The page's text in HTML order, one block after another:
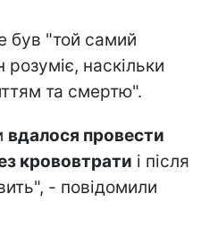
був "той самий
наскільки
та смертю".
вдалося провести
крововтрати і після
- повідомили